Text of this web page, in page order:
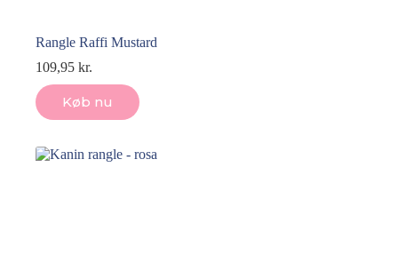
Rangle Raffi Mustard
109,95 kr.
Køb nu